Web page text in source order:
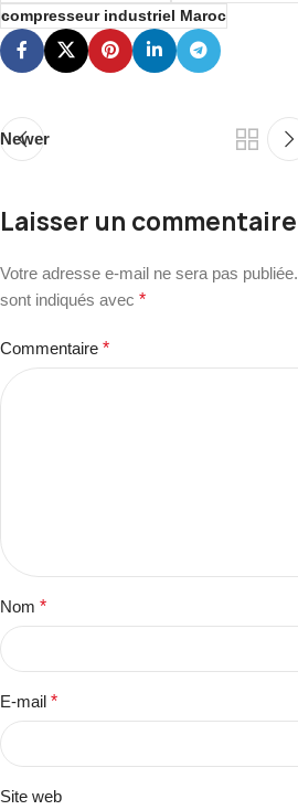
compresseur industriel Maroc
Newer
Laisser un commentaire
Votre adresse e-mail ne sera pas publiée.
sont indiqués avec *
Commentaire *
Nom *
E-mail *
Site web